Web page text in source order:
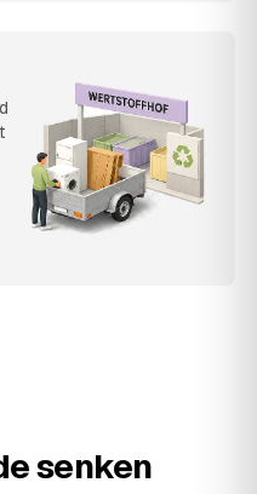
senken